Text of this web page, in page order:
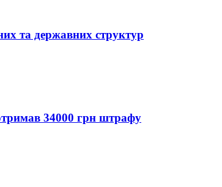
та державних структур
34000 грн штрафу